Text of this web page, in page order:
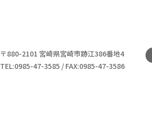
〒880-2101 宮崎県宮崎市跡江386番地4
TEL:0985-47-3585 / FAX:0985-47-3586